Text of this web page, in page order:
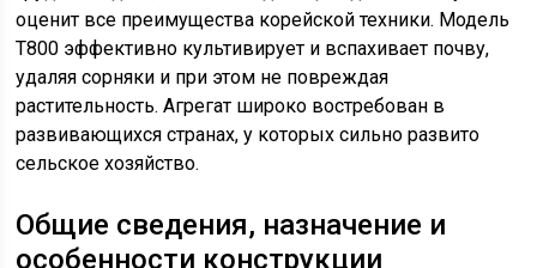
оценит все преимущества корейской техники. Модель
Т800 эффективно культивирует и вспахивает почву,
удаляя сорняки и при этом не повреждая
растительность. Агрегат широко востребован в
развивающихся странах, у которых сильно развито
сельское хозяйство.
Общие сведения, назначение и
особенности конструкции